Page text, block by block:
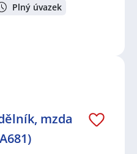
Plný úvazek
mzda